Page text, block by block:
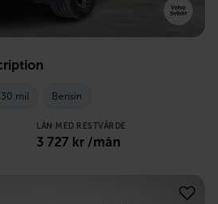
mil Bensin
LÅN MED RESTVÄRDE
3 727 kr /mån